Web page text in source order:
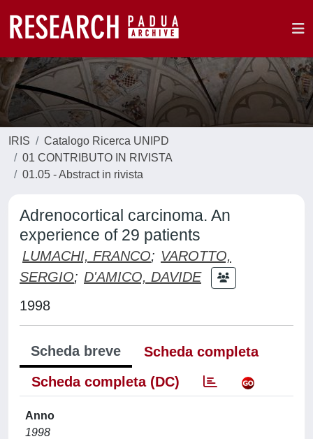
IRIS
Catalogo Ricerca UNIPD
01 CONTRIBUTO IN RIVISTA
01.05 - Abstract in rivista
Adrenocortical carcinoma. An
experience of 29 patients
LUMACHI, FRANCO; VAROTTO,
SERGIO; D'AMICO, DAVIDE
1998
Scheda breve
Scheda completa
Scheda completa (DC)
Anno
1998